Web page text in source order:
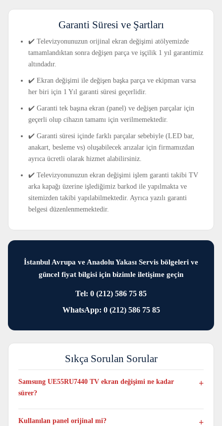
Garanti Süresi ve Şartları
✔️ Televizyonunuzun orijinal ekran değişimi atölyemizde
tamamlandıktan sonra değişen parça ve işçilik 1 yıl garantimiz
altındadır.
✔️ Ekran değişimi ile değişen başka parça ve ekipman varsa
her biri için 1 Yıl garanti süresi geçerlidir.
✔️ Garanti tek başına ekran (panel) ve değişen parçalar için
geçerli olup cihazın tamamı için verilmemektedir.
✔️ Garanti süresi içinde farklı parçalar sebebiyle (LED bar,
anakart, besleme vs) oluşabilecek arızalar için firmamızdan
ayrıca ücretli olarak hizmet alabilirsiniz.
✔️ Televizyonunuzun ekran değişimi işlem garanti takibi TV
arka kapağı üzerine işlediğimiz barkod ile yapılmakta ve
sitemizden takibi yapılabilmektedir. Ayrıca yazılı garanti
belgesi düzenlenmemektedir.
İstanbul Avrupa ve Anadolu Yakası Servis bölgeleri ve
güncel fiyat bilgisi için bizimle iletişime geçin
Tel: 0 (212) 586 75 85
WhatsApp: 0 (212) 586 75 85
Sıkça Sorulan Sorular
Samsung UE55RU7440 TV ekran değişimi ne kadar
sürer?
Genellikle aynı gün tamamlanır, yoğunluğa ve anlık stok
durumuna bağlı olarak en fazla 1 veya 3 iş günü sürebilir
Kullanılan panel orijinal mi?